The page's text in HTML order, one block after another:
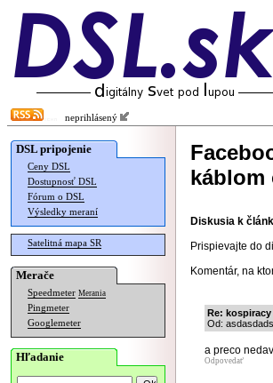
neprihlásený
DSL pripojenie
Ceny DSL
Dostupnosť DSL
Fórum o DSL
Výsledky meraní
Satelitná mapa SR
Merače
Speedmeter Merania
Pingmeter
Googlemeter
Hľadanie
káblom
Diskusia k
Prispievajte do
Komentár, na
Re: kospiracy
Od:
a preco
Odpovedať